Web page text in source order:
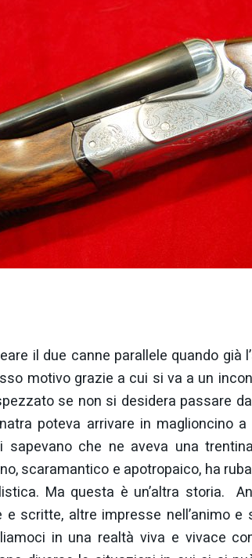
il due canne parallele quando già
motivo grazie a cui si va a un
se non si desidera passare
poteva arrivare in maglioncino
sapevano che ne aveva una
scaramantico e apotropaico, ha
Ma questa è un’altra storia.
e scritte, altre impresse nell’animo
in una realtà viva e vivace